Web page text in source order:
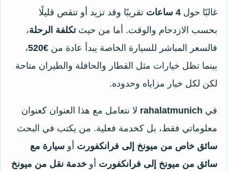
غالبًا حول 4 ساعات
تقريبًا وقد تزيد أو تنقص قليلًا
بحسب الازدحام والوقت. أما من حيثتكلفة الرحلة،
فالسعر المباشر للسيارة الخاصة يبدأ عادة من €520
،
بينما تظل خيارات مثل القطار والحافلة والطيران متاحة
لكن لكل خيار مزاياه وحدوده.
في rahalatmunich لا نتعامل مع هذا العنوان كعنوان
معلوماتي فقط، بل كخدمة فعلية. من يكتب في البحث
سائق خاص من ميونخ إلى فرانكفورت أو سيارة مع
سائق من ميونخ إلى فرانكفورت أو خدمة نقل من ميونخ